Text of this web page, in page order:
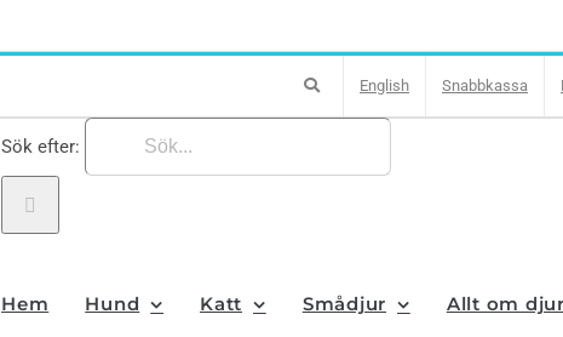
English Snabbkassa
Sök efter:
Hem Hund Katt Smådjur Allt om